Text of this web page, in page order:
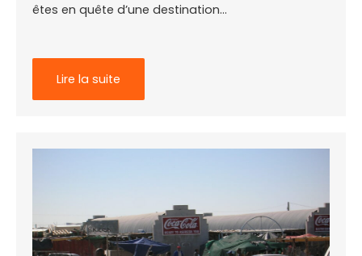
êtes en quête d’une destination…
Lire la suite